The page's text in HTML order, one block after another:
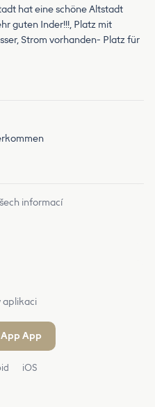
hat eine schöne Altstadt
guten Inder!!!, Platz mit
Strom vorhanden- Platz für
informací
aplikaci
App
iOS